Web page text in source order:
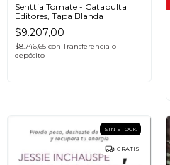
Senttia Tomate - Catapulta
Editores, Tapa Blanda
$9.207,00
$8.746,65 con Transferencia o
depósito
SIN STOCK
GRATIS